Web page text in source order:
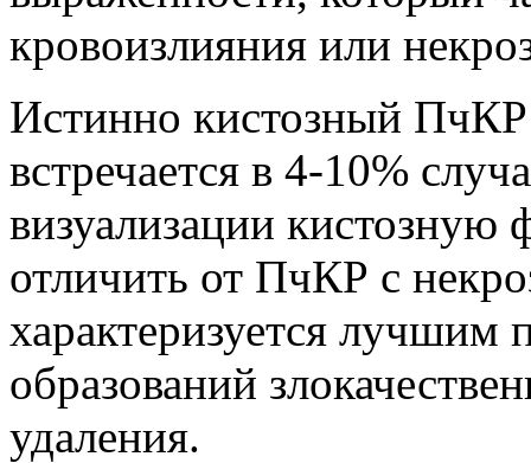
кровоизлияния или
Истинно кистозный ПчКР
встречается в 4-10%
визуализации
отличить от ПчКР с
характеризуется лучшим
образований
удаления.